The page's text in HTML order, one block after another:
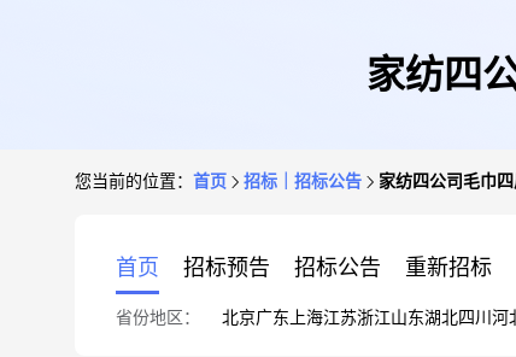
家纺四
您当前的位置： 首页 招标｜招标公告 家纺四公司毛巾
首页 招标预告 招标公告 重新招标
省份地区： 北京广东 上海江苏浙江山东湖北四川 河